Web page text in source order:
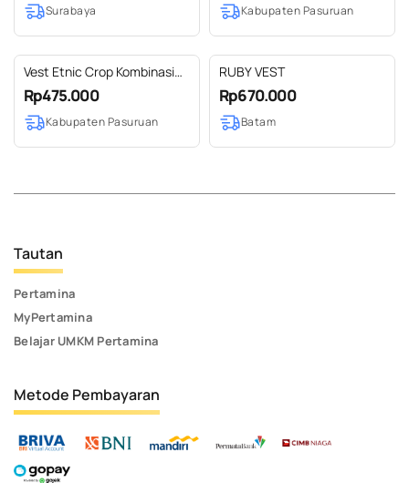
Surabaya Kabupaten Pasuruan
Vest Etnic Crop Kombinasi
Bordir Ekslusif Tradisional
Handmade Dengan Tenun
dan Lurik 3
Rp475.000
Kabupaten Pasuruan
RUBY VEST
Rp670.000
Batam
Tautan
Pertamina
MyPertamina
Belajar UMKM Pertamina
Metode Pembayaran